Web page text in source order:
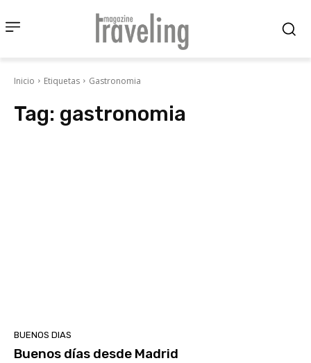
Inicio Etiquetas Gastronomia
Tag: gastronomia
BUENOS DIAS
Buenos días desde Madrid